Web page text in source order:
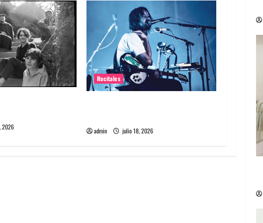
2026
Recitales
admin julio 18, 2026